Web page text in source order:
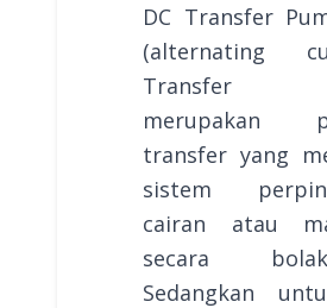
DC Transfer
(alternating
Transfer
merupakan
transfer yang
sistem
cairan atau
secara bolak-
Sedangkan